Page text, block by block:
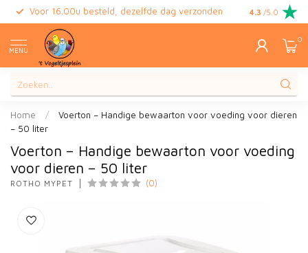
Voor 16.00u besteld, dezelfde dag verzonden Gratis
4.3 /5.0
MENU
0
Home /
Voerton – Handige bewaarton voor voeding voor dieren
– 50 liter
Voerton – Handige bewaarton voor voeding
voor dieren – 50 liter
ROTHO MYPET (0)